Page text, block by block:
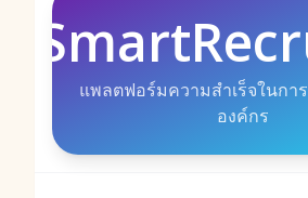
แพลตฟอร์มความสำเร็จในกา
องค์กร